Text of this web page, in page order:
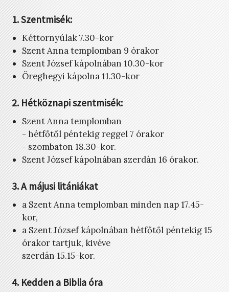
1. Szentmisék:
Kéttornyúlak 7.30-kor
Szent Anna templomban 9 órakor
Szent József kápolnában 10.30-kor
Öreghegyi kápolna 11.30-kor
2. Hétköznapi szentmisék:
Szent Anna templomban
- hétfőtől péntekig reggel 7 órakor
- szombaton 18.30-kor.
Szent József kápolnában szerdán 16 órakor.
3. A májusi litániákat
a Szent Anna templomban minden nap 17.45-
kor,
a Szent József kápolnában hétfőtől péntekig 15
órakor tartjuk, kivéve
szerdán 15.15-kor.
4. Kedden a Biblia óra